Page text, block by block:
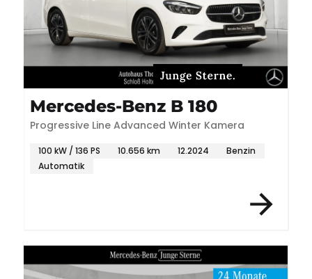
Mercedes-Benz B 180
Progressive Line Advanced Winter Kamera
100 kW / 136 PS 10.656 km 12.2024
Benzin
Automatik